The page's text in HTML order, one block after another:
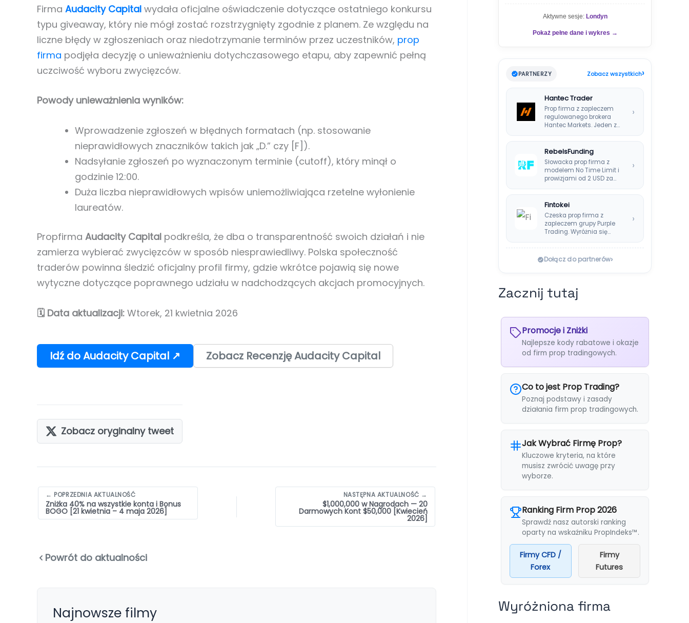
Firma Audacity Capital wydała oficjalne oświadczenie dotyczące ostatniego konkursu
typu giveaway, który nie mógł zostać rozstrzygnięty zgodnie z planem. Ze względu na
liczne błędy w zgłoszeniach oraz niedotrzymanie terminów przez uczestników, prop
firma podjęła decyzję o unieważnieniu dotychczasowego etapu, aby zapewnić pełną
uczciwość wyboru zwycięzców.
Powody unieważnienia wyników:
Wprowadzenie zgłoszeń w błędnych formatach (np. stosowanie
nieprawidłowych znaczników takich jak „D.” czy [F]).
Nadsyłanie zgłoszeń po wyznaczonym terminie (cutoff), który minął o
godzinie 12:00.
Duża liczba nieprawidłowych wpisów uniemożliwiająca rzetelne wyłonienie
laureatów.
Propfirma Audacity Capital podkreśla, że dba o transparentność swoich działań i nie
zamierza wybierać zwycięzców w sposób niesprawiedliwy. Polska społeczność
traderów powinna śledzić oficjalny profil firmy, gdzie wkrótce pojawią się nowe
wytyczne dotyczące poprawnego udziału w nadchodzących akcjach promocyjnych.
🗓️ Data aktualizacji: Wtorek, 21 kwietnia 2026
Idź do Audacity Capital ↗ Zobacz Recenzję Audacity Capital
Zobacz oryginalny tweet
Nawigacja
wpisów
← POPRZEDNIA AKTUALNOŚĆ
Zniżka 40% na wszystkie konta i Bonus
BOGO [21 kwietnia – 4 maja 2026]
NASTĘPNA AKTUALNOŚĆ →
$1,000,000 w Nagrodach — 20
Darmowych Kont $50,000 [Kwiecień
2026]
Powrót do aktualności
Najnowsze filmy
Aktywne sesje: Londyn
Pokaż pełne dane i wykres →
PARTNERZY Zobacz wszystkich›
Hantec Trader
Prop firma z zapleczem
regulowanego brokera
Hantec Markets. Jeden z
wyborów dla polskich…
›
RebelsFunding
Słowacka prop firma z
modelem No Time Limit i
prowizjami od 2 USD za…
›
Fintokei
Czeska prop firma z
zapleczem grupy Purple
Trading. Wyróżnia się
Payouts, wypłatami…
›
Dołącz do partnerów›
Zacznij tutaj
Promocje i Zniżki
Najlepsze kody rabatowe i okazje
od firm prop tradingowych.
Co to jest Prop Trading?
Poznaj podstawy i zasady
działania firm prop tradingowych.
Jak Wybrać Firmę Prop?
Kluczowe kryteria, na które
musisz zwrócić uwagę przy
wyborze.
Ranking Firm Prop 2026
Sprawdź nasz autorski ranking
oparty na wskaźniku PropIndeks™.
Firmy CFD /
Forex
Firmy
Futures
Wyróżniona firma